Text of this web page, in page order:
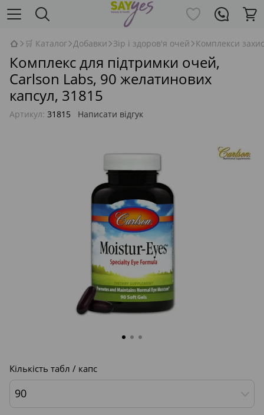
🛒 Каталог Добавки Зір і здоров'я очей Комплекси
Комплекс для підтримки очей,
Carlson Labs, 90 желатинових
капсул, 31815
Артикул: 31815 Написати відгук
Кількість табл / капс
90